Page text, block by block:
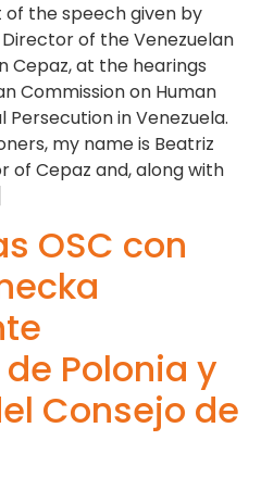
the speech given by
of the Venezuelan
Cepaz, at the hearings
Commission on Human
Persecution in Venezuela.
my name is Beatriz
of Cepaz and, along with
OSC con
Polonia y
Consejo de